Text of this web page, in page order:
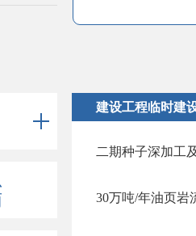
建设工程临时建
二期种子深加工